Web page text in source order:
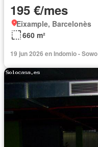
195 €/mes
Eixample, Barcelonès
660 m²
19 jun 2026 en Indomio - Sowo